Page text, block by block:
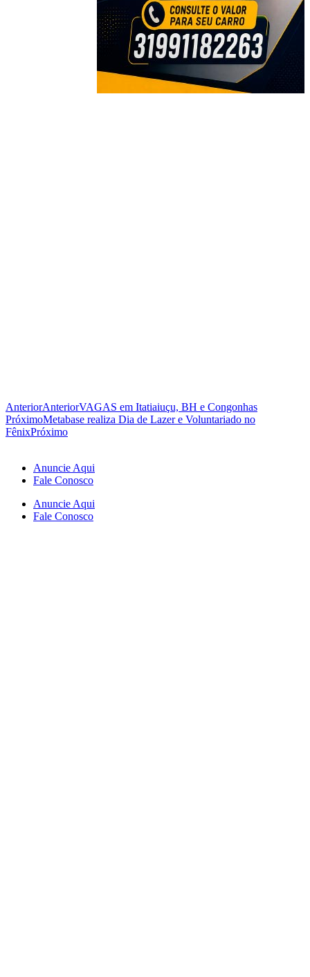
AnteriorAnteriorVAGAS em Itatiaiuçu, BH e Congonhas
PróximoMetabase realiza Dia de Lazer e Voluntariado no
FênixPróximo
Anuncie Aqui
Fale Conosco
Anuncie Aqui
Fale Conosco